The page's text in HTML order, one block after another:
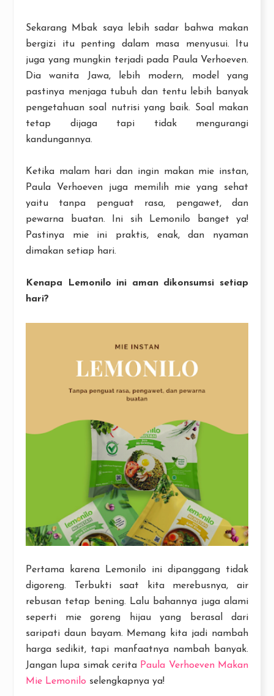
Sekarang Mbak saya lebih sadar bahwa makan
bergizi itu penting dalam masa menyusui. Itu
juga yang mungkin terjadi pada Paula Verhoeven.
Dia wanita Jawa, lebih modern, model yang
pastinya menjaga tubuh dan tentu lebih banyak
pengetahuan soal nutrisi yang baik. Soal makan
tetap dijaga tapi tidak mengurangi
kandungannya.
Ketika malam hari dan ingin makan mie instan,
Paula Verhoeven juga memilih mie yang sehat
yaitu tanpa penguat rasa, pengawet, dan
pewarna buatan. Ini sih Lemonilo banget ya!
Pastinya mie ini praktis, enak, dan nyaman
dimakan setiap hari.
Kenapa Lemonilo ini aman dikonsumsi setiap
hari?
Pertama karena Lemonilo ini dipanggang tidak
digoreng. Terbukti saat kita merebusnya, air
rebusan tetap bening. Lalu bahannya juga alami
seperti mie goreng hijau yang berasal dari
saripati daun bayam. Memang kita jadi nambah
harga sedikit, tapi manfaatnya nambah banyak.
Jangan lupa simak cerita Paula Verhoeven Makan
Mie Lemonilo selengkapnya ya!